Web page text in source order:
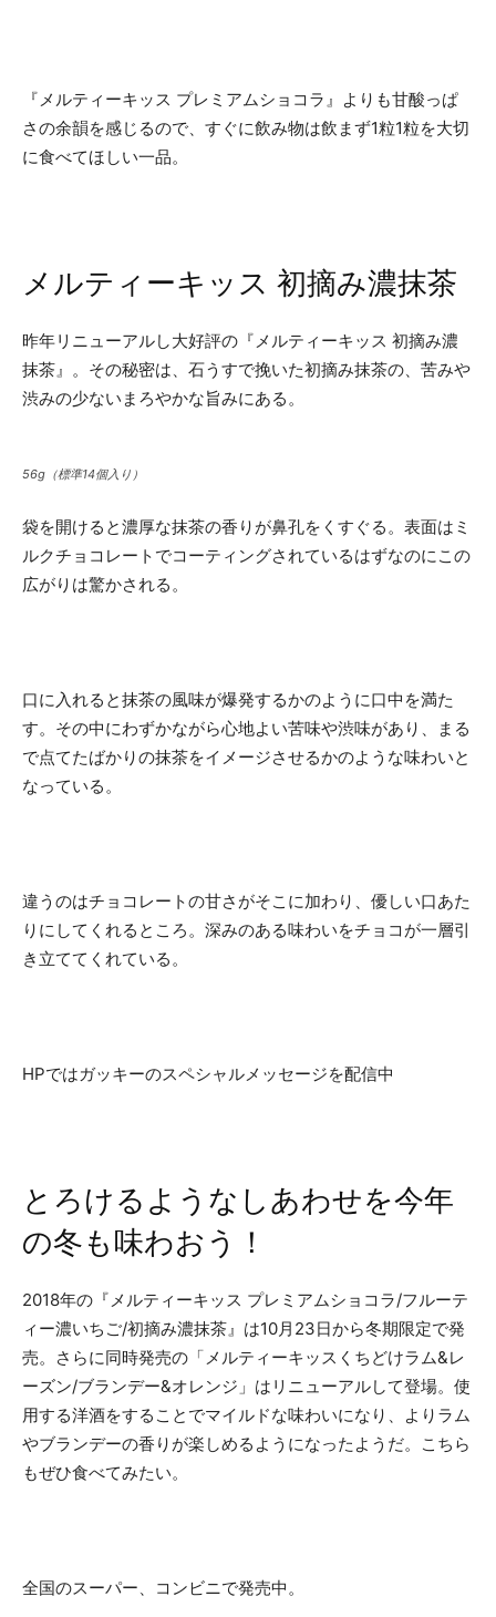
『メルティーキッス プレミアムショコラ』よりも甘酸っぱ
さの余韻を感じるので、すぐに飲み物は飲まず1粒1粒を大切
に食べてほしい一品。
メルティーキッス 初摘み濃抹茶
昨年リニューアルし大好評の『メルティーキッス 初摘み濃
抹茶』。その秘密は、石うすで挽いた初摘み抹茶の、苦みや
渋みの少ないまろやかな旨みにある。
56g（標準14個入り）
袋を開けると濃厚な抹茶の香りが鼻孔をくすぐる。表面はミ
ルクチョコレートでコーティングされているはずなのにこの
広がりは驚かされる。
口に入れると抹茶の風味が爆発するかのように口中を満た
す。その中にわずかながら心地よい苦味や渋味があり、まる
で点てたばかりの抹茶をイメージさせるかのような味わいと
なっている。
違うのはチョコレートの甘さがそこに加わり、優しい口あた
りにしてくれるところ。深みのある味わいをチョコが一層引
き立ててくれている。
HPではガッキーのスペシャルメッセージを配信中
とろけるようなしあわせを今年
の冬も味わおう！
2018年の『メルティーキッス プレミアムショコラ/フルーテ
ィー濃いちご/初摘み濃抹茶』は10月23日から冬期限定で発
売。さらに同時発売の「メルティーキッスくちどけラム&レ
ーズン/ブランデー&オレンジ」はリニューアルして登場。使
用する洋酒をすることでマイルドな味わいになり、よりラム
やブランデーの香りが楽しめるようになったようだ。こちら
もぜひ食べてみたい。
全国のスーパー、コンビニで発売中。